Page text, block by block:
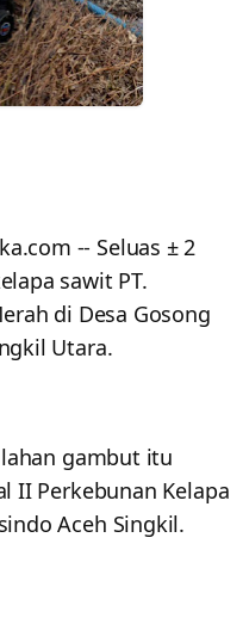
-- Seluas ± 2
sawit PT.
di Desa Gosong
Utara.
gambut itu
II Perkebunan Kelapa
Aceh Singkil.